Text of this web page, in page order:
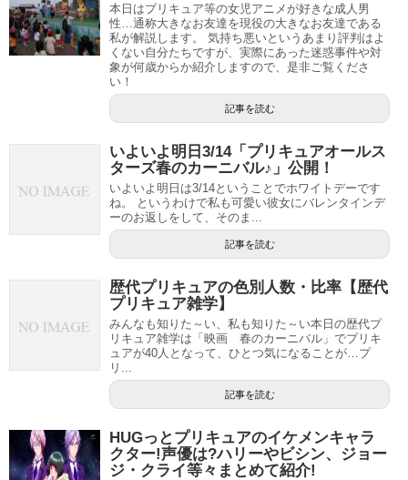
本日はプリキュア等の女児アニメが好きな成人男
性…通称大きなお友達を現役の大きなお友達である
私が解説します。 気持ち悪いというあまり評判はよ
くない自分たちですが、実際にあった迷惑事件や対
象が何歳からか紹介しますので、是非ご覧くださ
い！
記事を読む
いよいよ明日3/14「プリキュアオールス
ターズ春のカーニバル♪」公開！
いよいよ明日は3/14ということでホワイトデーです
ね。 というわけで私も可愛い彼女にバレンタインデ
ーのお返しをして、そのま...
記事を読む
歴代プリキュアの色別人数・比率【歴代
プリキュア雑学】
みんなも知りた～い、私も知りた～い本日の歴代プ
リキュア雑学は「映画 春のカーニバル」でプリキ
ュアが40人となって、ひとつ気になることが…プ
リ...
記事を読む
HUGっとプリキュアのイケメンキャラ
クター!声優は?ハリーやビシン、ジョー
ジ・クライ等々まとめて紹介!